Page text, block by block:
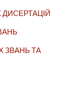
ЗВАНЬ ТА